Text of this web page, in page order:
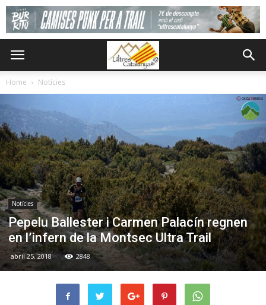
Home Notícies
Notícies
Pepelu Ballester i Carmen Palacín regnen
en l’infern de la Montsec Ultra Trail
abril 25, 2018 2848